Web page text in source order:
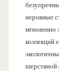
неровные
мгновенно
коллекций
шерстяной